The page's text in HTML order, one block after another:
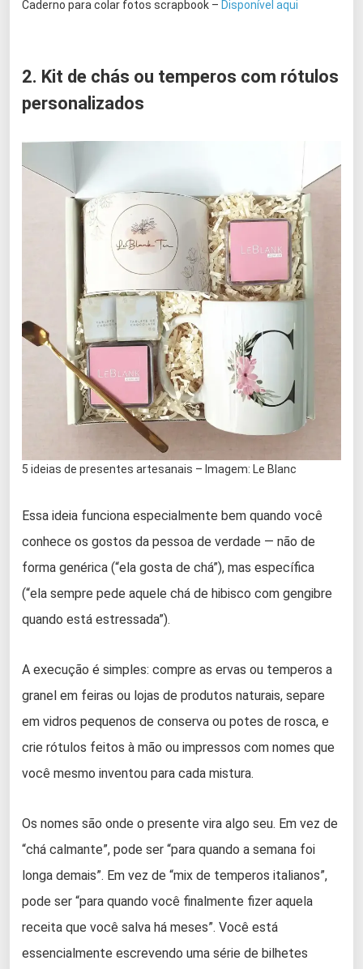
Caderno para colar fotos scrapbook – Disponível aqui
2. Kit de chás ou temperos com rótulos
personalizados
5 ideias de presentes artesanais – Imagem: Le Blanc
Essa ideia funciona especialmente bem quando você
conhece os gostos da pessoa de verdade — não de
forma genérica (“ela gosta de chá”), mas específica
(“ela sempre pede aquele chá de hibisco com gengibre
quando está estressada”).
A execução é simples: compre as ervas ou temperos a
granel em feiras ou lojas de produtos naturais, separe
em vidros pequenos de conserva ou potes de rosca, e
crie rótulos feitos à mão ou impressos com nomes que
você mesmo inventou para cada mistura.
Os nomes são onde o presente vira algo seu. Em vez de
“chá calmante”, pode ser “para quando a semana foi
longa demais”. Em vez de “mix de temperos italianos”,
pode ser “para quando você finalmente fizer aquela
receita que você salva há meses”. Você está
essencialmente escrevendo uma série de bilhetes